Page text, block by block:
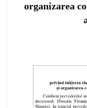
organizarea